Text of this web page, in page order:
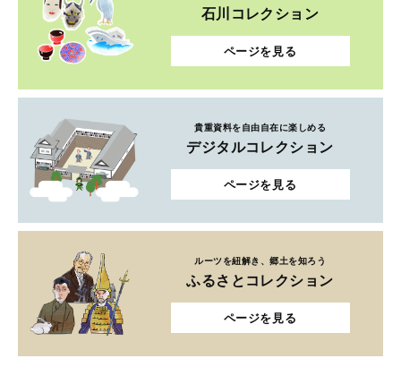
石川コレクション
ページを見る
貴重資料を自由自在に楽しめる
デジタルコレクション
ページを見る
ルーツを紐解き、郷土を知ろう
ふるさとコレクション
ページを見る